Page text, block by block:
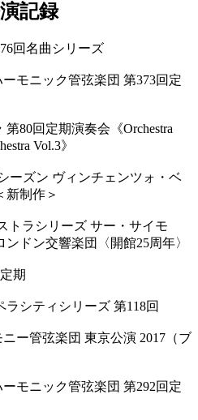
記録
回名曲シリーズ
モニック管弦楽団 第373回定
80回定期演奏会《Orchestra
Vol.3》
ーズン ヴィンチェンツォ・ベ
新制作＞
トラシリーズ サー・サイモ
ドン交響楽団〈開館25周年〉
期
シティシリーズ 第118回
ー管弦楽団 東京公演 2017（ブ
モニック管弦楽団 第292回定